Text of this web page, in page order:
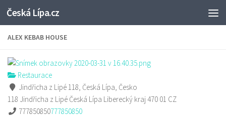
Skip to content
Česká Lípa.cz
ALEX KEBAB HOUSE
Restaurace
Jindřicha z Lipé 118, Česká Lípa, Česko
118 Jindřicha z Lipé Česká Lípa Liberecký kraj470 01 CZ
777850850777850850